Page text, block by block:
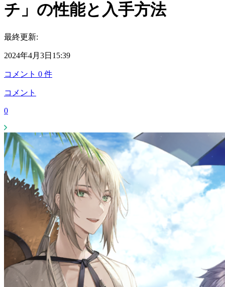
チ」の性能と入手方法
最終更新:
2024年4月3日15:39
コメント 0 件
コメント
0